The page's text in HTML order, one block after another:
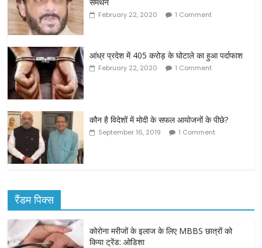
February 22, 2020 1 Comment
आंध्र प्रदेश में 405 करोड़ के घोटाले का हुआ पर्दाफाश
February 22, 2020 1 Comment
कौन है विदेशों में मोदी के सफल आयोजनों के पीछे?
September 16, 2019 1 Comment
रैंडम पिक्स
कोरोना मरीजों के इलाज के लिए MBBS छात्रों को
किया ट्रेंड: ओडिशा